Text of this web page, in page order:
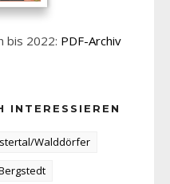
bis 2022: PDF-Archiv
INTERESSIEREN
Walddörfer